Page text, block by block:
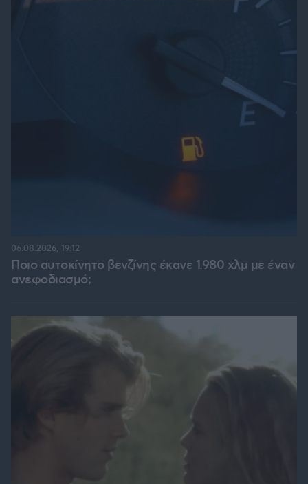
Ποιο αυτοκίνητο βενζίνης έκανε 1.980 χλμ με έναν
ανεφοδιασμό;
06.08.2026, 19:12